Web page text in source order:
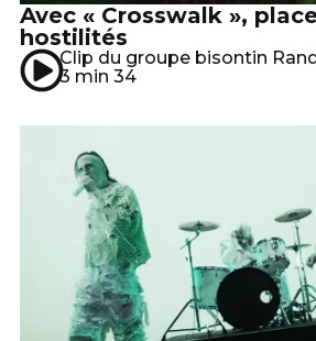
Avec « Crosswalk »,
hostilités
Clip du groupe bisontin
3 min 34